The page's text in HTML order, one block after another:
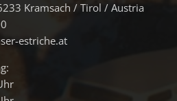
Kramsach / Tirol / Austria
estriche.at